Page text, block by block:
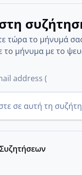
τώρα το μήνυμά
το μήνυμα με το
σε αυτή τη